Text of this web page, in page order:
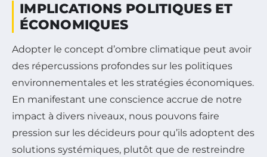
IMPLICATIONS POLITIQUES ET
ÉCONOMIQUES
Adopter le concept d’ombre climatique peut avoir
des répercussions profondes sur les politiques
environnementales et les stratégies économiques.
En manifestant une conscience accrue de notre
impact à divers niveaux, nous pouvons faire
pression sur les décideurs pour qu’ils adoptent des
solutions systémiques, plutôt que de restreindre